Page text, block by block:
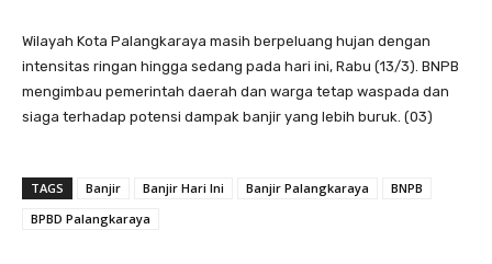
Wilayah Kota Palangkaraya masih berpeluang hujan dengan
intensitas ringan hingga sedang pada hari ini, Rabu (13/3). BNPB
mengimbau pemerintah daerah dan warga tetap waspada dan
siaga terhadap potensi dampak banjir yang lebih buruk. (03)
TAGS Banjir Banjir Hari Ini Banjir Palangkaraya
BNPB
BPBD Palangkaraya